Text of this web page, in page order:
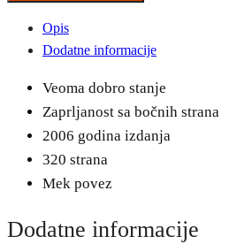
Opis
Dodatne informacije
Veoma dobro stanje
Zaprljanost sa bočnih strana
2006 godina izdanja
320 strana
Mek povez
Dodatne informacije